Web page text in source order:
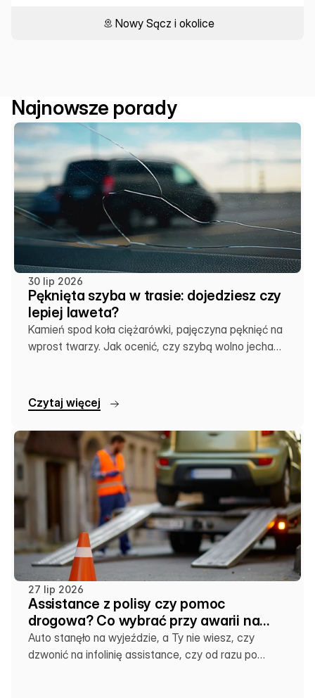
Nowy Sącz i okolice
Najnowsze porady
30 lip 2026
Pęknięta szyba w trasie: dojedziesz czy
lepiej laweta?
Kamień spod koła ciężarówki, pajęczyna pęknięć na
wprost twarzy. Jak ocenić, czy szybą wolno jechać
Czytaj więcej
27 lip 2026
Assistance z polisy czy pomoc
drogowa? Co wybrać przy awarii na
wakacjach
Auto stanęło na wyjeździe, a Ty nie wiesz, czy
dzwonić na infolinię assistance, czy od razu po